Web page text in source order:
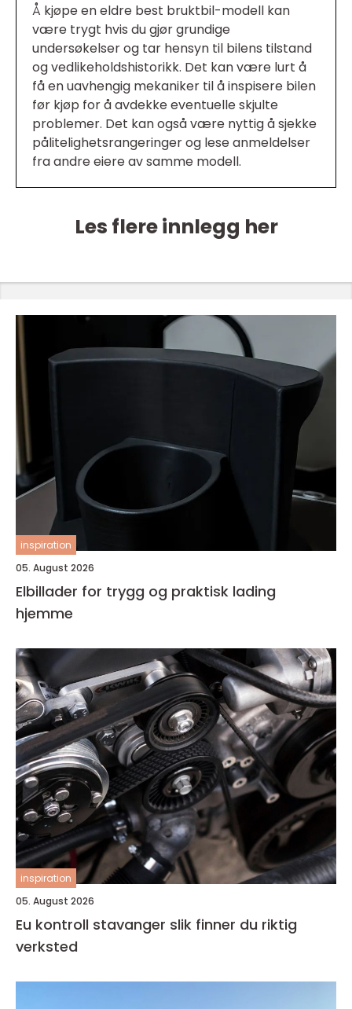
Å kjøpe en eldre best bruktbil-modell kan
være trygt hvis du gjør grundige
undersøkelser og tar hensyn til bilens tilstand
og vedlikeholdshistorikk. Det kan være lurt å
få en uavhengig mekaniker til å inspisere bilen
før kjøp for å avdekke eventuelle skjulte
problemer. Det kan også være nyttig å sjekke
pålitelighetsrangeringer og lese anmeldelser
fra andre eiere av samme modell.
Les flere innlegg her
inspiration
05. August 2026
Elbillader for trygg og praktisk lading
hjemme
inspiration
05. August 2026
Eu kontroll stavanger slik finner du riktig
verksted